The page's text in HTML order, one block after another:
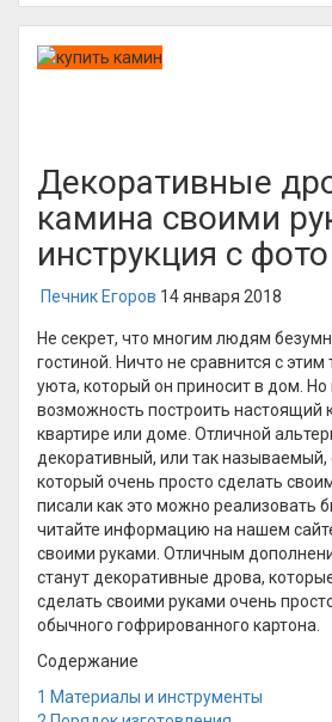
Декоративные
камина своими
инструкция с фото
Печник Егоров 14 января 2018
Не секрет, что многим людям
гостиной. Ничто не сравнится с
уюта, который он приносит в дом. Но
возможность построить настоящий
квартире или доме. Отличной
декоративный, или так
который очень просто сделать
писали как это можно реализовать
читайте информацию на нашем
своими руками. Отличным
станут декоративные дрова,
сделать своими руками очень
обычного гофрированного картона.
Содержание
1 Материалы и инструменты